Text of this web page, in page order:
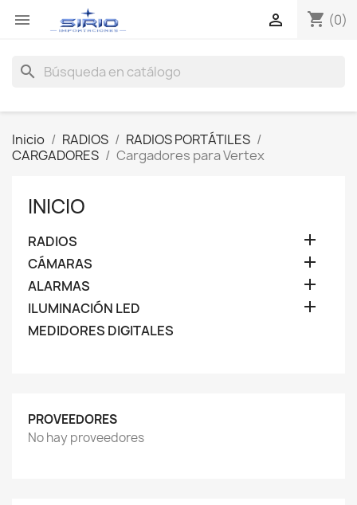
 shopping_cart (0)

search
Inicio RADIOS
RADIOS PORTÁTILES
CARGADORES
Cargadores para Vertex
INICIO
RADIOS 
CÁMARAS 
ALARMAS 
ILUMINACIÓN LED 
MEDIDORES DIGITALES
PROVEEDORES
No hay proveedores